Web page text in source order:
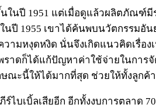
นปี 1951 แต่เมื่อดูแล้วผลิตภัณ
นปี 1955 เขาได้ค้นพบนวัตกรรม
ามหงุดหงิด นั่นจึงเกิดแนวคิดเรื่อ
าดก็ได้แก้ปัญหาค่าใช้จ่ายในการ
นี้ให้ได้มากที่สุด ช่วยให้ทั้งลูกค้า
เบิ้ลเสียอีก อีกทั้งงบการตลาด